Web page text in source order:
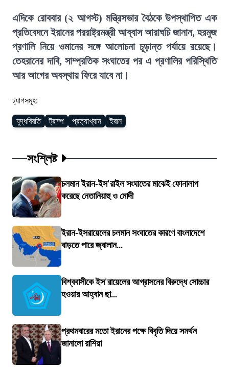
এদিকে রোববার (২ আগস্ট) মন্ত্রিসভার বৈঠকে উপস্থাপিত এক
প্রতিবেদনে ইরানের পররাষ্ট্রমন্ত্রী আব্বাস আরাঘচি জানান, হরমুজ
প্রণালি নিয়ে ওমানের সঙ্গে আলোচনা চূড়ান্ত পর্যায়ে রয়েছে।
তেহরানের দাবি, সাম্প্রতিক সংঘাতের পর এ প্রণালির পরিস্থিতি
আর আগের অবস্থায় ফিরে যাবে না।
ট্যাগসমূহ:
যুদ্ধবিরতি ট্রাম্প প্রত্যাখ্যান ইরান
সংশ্লিষ্ট
চলমান ইরান-ইস'রাইল সংঘাতের মাঝেই ফোনালাপ
করেছে নেতানিয়াহু ও মোদী
ইরান-ইসরায়েলের চলমান সংঘাতের কারণে বাংলাদেশে
বাড়তে পারে জ্বালান...
বিশ্ববাসীকে ইস'রায়েলের আগ্রাসনের বিরুদ্ধে সোচ্চার
হওয়ার আহ্বান ছা...
প্রথমবারের মতো ইরানের পক্ষে বিবৃতি দিয়ে সমর্থন
জানালো রাশিয়া